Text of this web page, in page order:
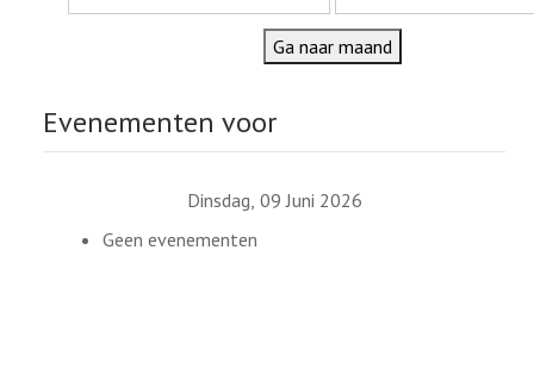
Ga naar maand
Evenementen voor
Dinsdag, 09 Juni 2026
Geen evenementen